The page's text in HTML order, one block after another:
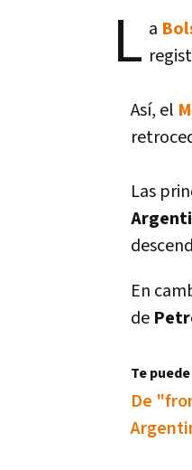
L a
Así­, el
Las
En
de
Te
De